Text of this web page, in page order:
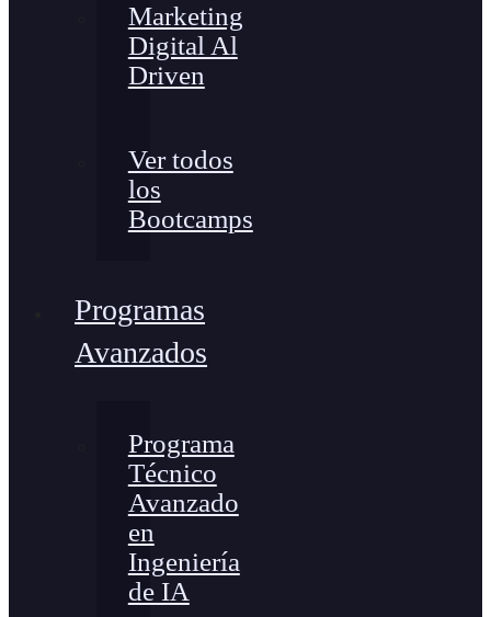
Marketing
Digital Al
Driven
Ver todos
los
Bootcamps
Programas
Avanzados
Programa
Técnico
Avanzado
en
Ingeniería
de IA